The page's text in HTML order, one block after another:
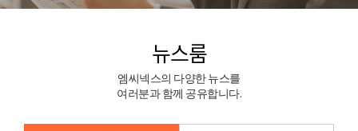
뉴스룸
엠씨넥스의 다양한 뉴스를
여러분과 함께 공유합니다.